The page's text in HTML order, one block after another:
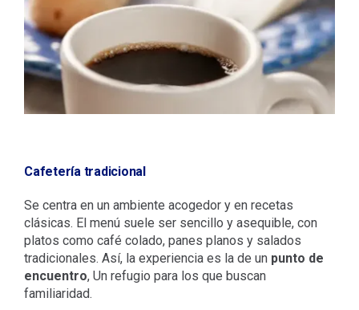
Cafetería tradicional
Se centra en un ambiente acogedor y en recetas
clásicas. El menú suele ser sencillo y asequible, con
platos como café colado, panes planos y salados
tradicionales. Así, la experiencia es la de un punto de
encuentro, Un refugio para los que buscan
familiaridad.